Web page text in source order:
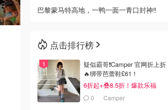
巴黎蒙马特高地，一鸭一面一青口封神‼️
点击排行榜
疑似霸哥❗️Camper 官网折上折
🔥绑带芭蕾鞋£61！
6折起+叠8.5折！爆款乐福
£68！
0 Camper